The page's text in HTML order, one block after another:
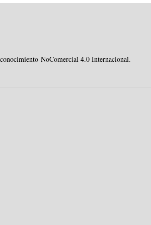
NoComercial 4.0 Internacional.